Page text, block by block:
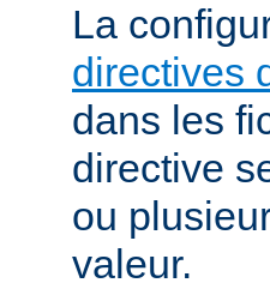
La
directives
dans les
directive
ou
valeur.